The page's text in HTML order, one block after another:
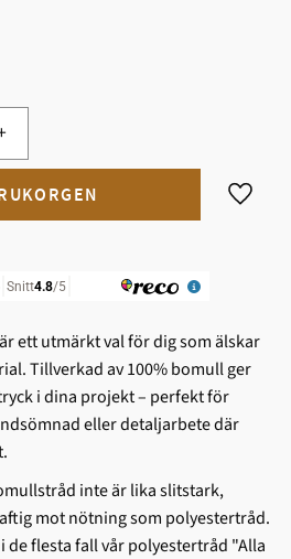
Lägg
ett utmärkt val för dig som älskar
Tillverkad av 100% bomull ger
i dina projekt – perfekt för
eller detaljarbete där
inte är lika slitstark,
mot nötning som polyestertråd.
flesta fall vår polyestertråd "Alla